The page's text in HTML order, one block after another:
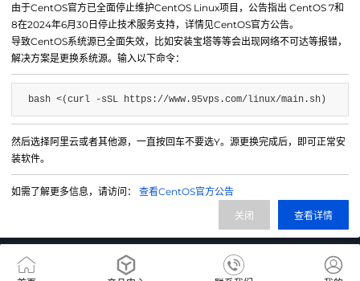
微信公众号
IDC/ISP证号 B1-20214840
由于CentOS官方已全面停止维护CentOS Linux项目，公告指出 CentOS 7和
8在2024年6月30日停止技术服务支持，详情见CentOS官方公告。
导致CentOS系统源已全面失效，比如安装宝塔等等会出现网络不可达等报错，
解决方案是更换系统源。输入以下命令：
bash <(curl -sSL https://www.95vps.com/linux/main.sh)
然后选择阿里云或者其他源，一直按回车不要选Y。源更换完成后，即可正常安
装软件。
如需了解更多信息，请访问： 查看CentOS官方公告
查看详情
关闭